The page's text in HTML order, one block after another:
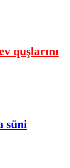
quşlarını
süni